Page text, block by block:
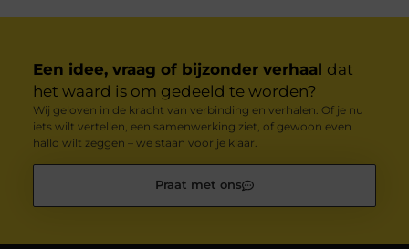
Een idee, vraag of bijzonder verhaal dat
het waard is om gedeeld te worden?
Wij geloven in de kracht van verbinding en verhalen. Of je nu
iets wilt vertellen, een samenwerking ziet, of gewoon even
hallo wilt zeggen – we staan voor je klaar.
Praat met ons